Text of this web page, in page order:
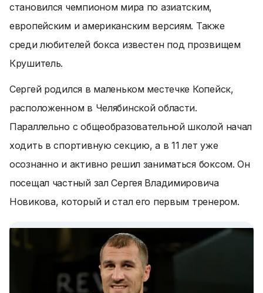
становился чемпионом мира по азиатским,
европейским и американским версиям. Также
среди любителей бокса известен под прозвищем
Крушитель.
Сергей родился в маленьком местечке Копейск,
расположенном в Челябинской области.
Параллельно с общеобразовательной школой начал
ходить в спортивную секцию, а в 11 лет уже
осознанно и активно решил заниматься боксом. Он
посещал частный зал Сергея Владимировича
Новикова, который и стал его первым тренером.